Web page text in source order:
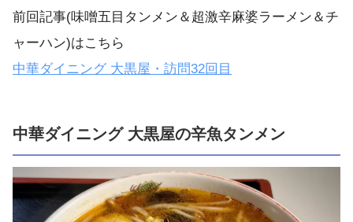
前回記事(味噌五目タンメン＆超激辛麻婆ラーメン＆チ
ャーハン)はこちら
中華ダイニング 大黒屋・訪問32回目
中華ダイニング 大黒屋の 辛魚タンメン